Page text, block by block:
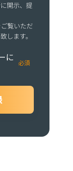
開示、提
ご覧いただ
します。
に